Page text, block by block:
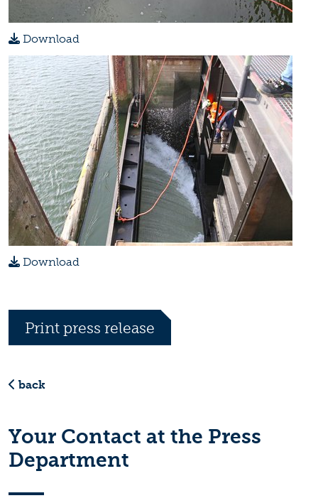
Download
Download
Print press release
back
Your Contact at the Press
Department